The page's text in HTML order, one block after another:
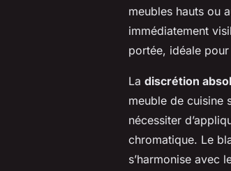
meubles hauts ou
immédiatement
portée, idéale pour
La discrétion
meuble de cuisine
nécessiter
chromatique. Le
s’harmonise avec